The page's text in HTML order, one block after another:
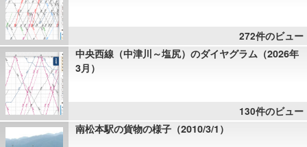
272件のビュー
中央西線（中津川～塩尻）のダイヤグラム（2026年
3月）
130件のビュー
南松本駅の貨物の様子（2010/3/1）